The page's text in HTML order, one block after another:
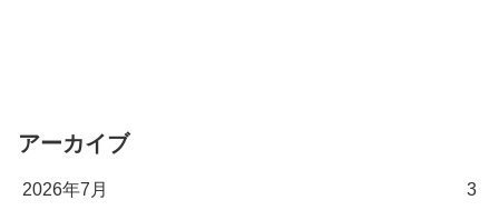
アーカイブ
2026年7月 3